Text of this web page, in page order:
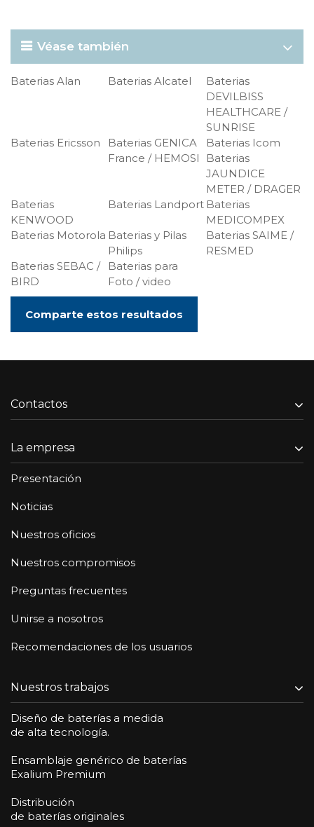
Véase también
Baterias Alan Baterias Alcatel
Baterias
DEVILBISS
HEALTHCARE /
SUNRISE
Baterias Ericsson
Baterias GENICA
France / HEMOSI
Baterias Icom
Baterias
JAUNDICE
METER / DRAGER
Baterias
KENWOOD
Baterias Landport Baterias
MEDICOMPEX
Baterias Motorola Baterias y Pilas
Philips
Baterias SAIME /
RESMED
Baterias SEBAC /
BIRD
Baterias para
Foto / video
Comparte estos resultados
Contactos
La empresa
Presentación
Noticias
Nuestros oficios
Nuestros compromisos
Preguntas frecuentes
Unirse a nosotros
Recomendaciones de los usuarios
Nuestros trabajos
Diseño de baterías a medida
de alta tecnología.
Ensamblaje genérico de baterías
Exalium Premium
Distribución
de baterías originales